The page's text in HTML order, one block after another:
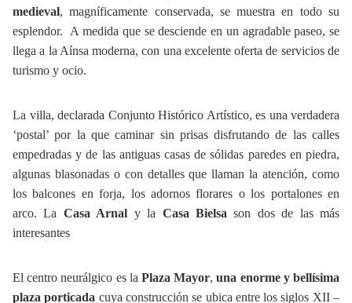
medieval, magníficamente conservada, se muestra en todo su
esplendor. A medida que se desciende en un agradable paseo, se
llega a la Aínsa moderna, con una excelente oferta de servicios de
turismo y ocio.
La villa, declarada Conjunto Histórico Artístico, es una verdadera
‘postal’ por la que caminar sin prisas disfrutando de las calles
empedradas y de las antiguas casas de sólidas paredes en piedra,
algunas blasonadas o con detalles que llaman la atención, como
los balcones en forja, los adornos florares o los portalones en
arco. La Casa Arnal y la Casa Bielsa son dos de las más
interesantes
El centro neurálgico es la Plaza Mayor,una enorme y bellísima
plaza porticada cuya construcción se ubica entre los siglos XII –